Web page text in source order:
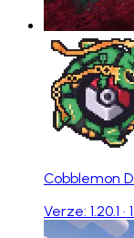
Cobblemon
Verze: 1.20.1 ·